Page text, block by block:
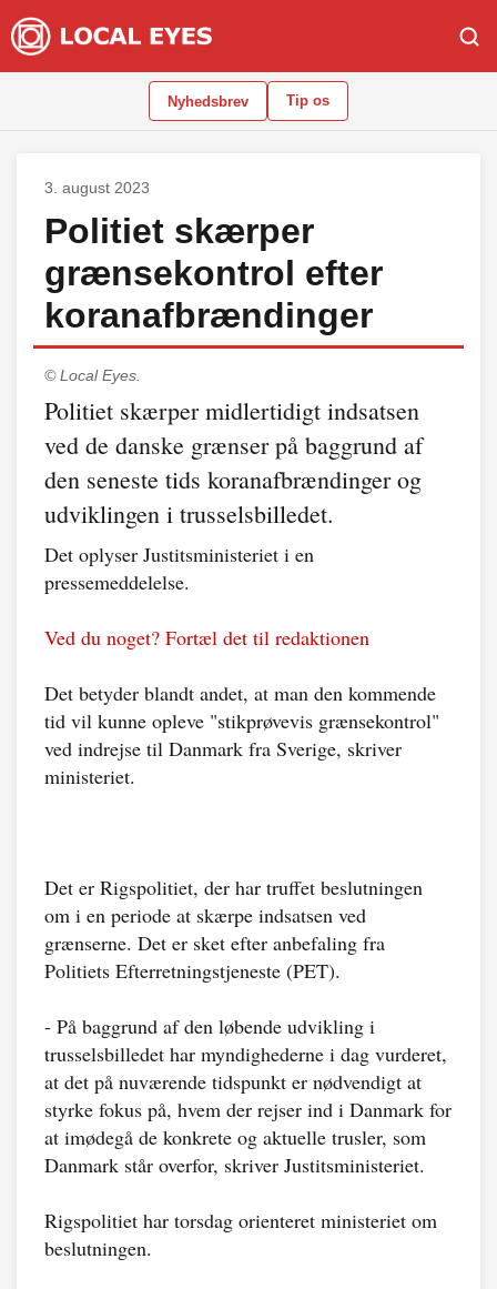
Nyhedsbrev Tip os
3. august 2023
Politiet skærper
grænsekontrol efter
koranafbrændinger
© Local Eyes.
Politiet skærper midlertidigt indsatsen
ved de danske grænser på baggrund af
den seneste tids koranafbrændinger og
udviklingen i trusselsbilledet.
Det oplyser Justitsministeriet i en
pressemeddelelse.
Ved du noget? Fortæl det til redaktionen
Det betyder blandt andet, at man den kommende
tid vil kunne opleve "stikprøvevis grænsekontrol"
ved indrejse til Danmark fra Sverige, skriver
ministeriet.
Det er Rigspolitiet, der har truffet beslutningen
om i en periode at skærpe indsatsen ved
grænserne. Det er sket efter anbefaling fra
Politiets Efterretningstjeneste (PET).
- På baggrund af den løbende udvikling i
trusselsbilledet har myndighederne i dag vurderet,
at det på nuværende tidspunkt er nødvendigt at
styrke fokus på, hvem der rejser ind i Danmark for
at imødegå de konkrete og aktuelle trusler, som
Danmark står overfor, skriver Justitsministeriet.
Rigspolitiet har torsdag orienteret ministeriet om
beslutningen.